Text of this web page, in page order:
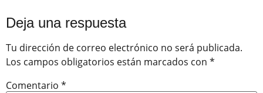
Deja una respuesta
Tu dirección de correo electrónico no será publicada.
Los campos obligatorios están marcados con *
Comentario *